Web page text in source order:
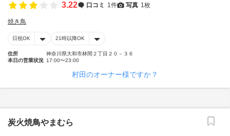
3.22 口コミ 1件 写真 1枚
焼き鳥
日祝OK 21時以降OK
住所
神奈川県大和市林間２丁目２０－３６
本日の営業状況 17:00〜23:00
村田のオーナー様ですか？
炭火焼鳥やまむら